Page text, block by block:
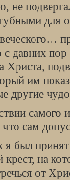
не
для
давних
Христа,
им
другие
самого
что сам
я был
на
от